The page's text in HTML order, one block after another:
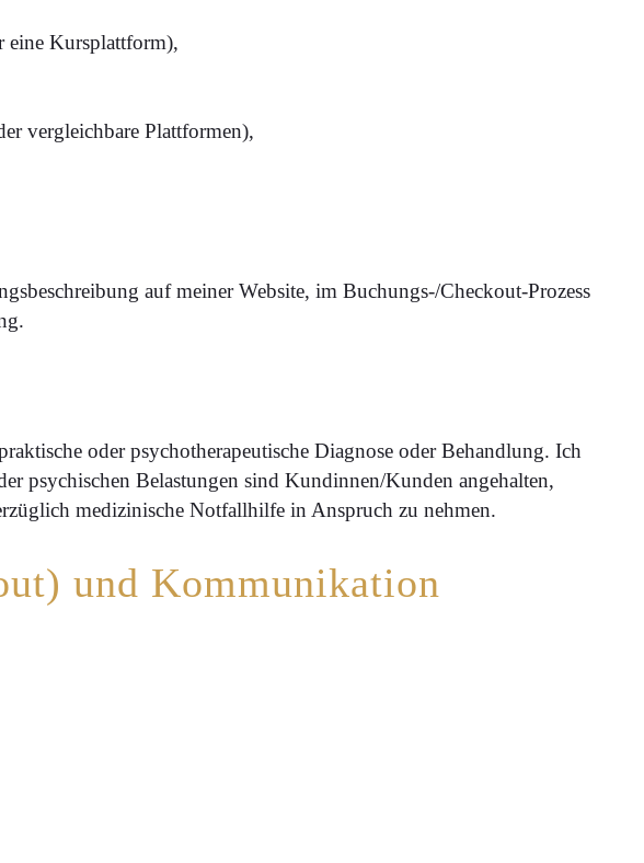
eine Kursplattform),
vergleichbare Plattformen),
auf meiner Website, im Buchungs-/Checkout-Prozess
oder psychotherapeutische Diagnose oder Behandlung. Ich
psychischen Belastungen sind Kundinnen/Kunden angehalten,
medizinische Notfallhilfe in Anspruch zu nehmen.
und Kommunikation